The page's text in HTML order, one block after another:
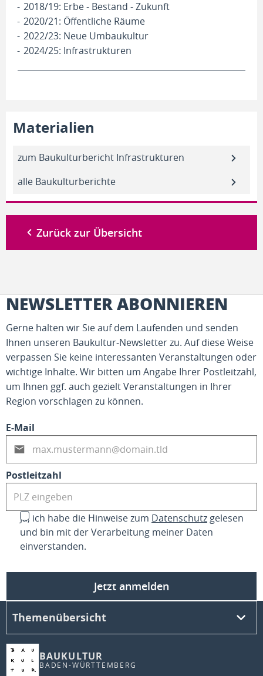
2018/19: Erbe - Bestand - Zukunft
2020/21: Öffentliche Räume
2022/23: Neue Umbaukultur
2024/25: Infrastrukturen
Materialien
zum Baukulturbericht Infrastrukturen
alle Baukulturberichte
Zurück zur Übersicht
NEWSLETTER ABONNIEREN
Gerne halten wir Sie auf dem Laufenden und senden
Ihnen unseren Baukultur-Newsletter zu. Auf diese Weise
verpassen Sie keine interessanten Veranstaltungen oder
wichtige Inhalte. Wir bitten um Angabe Ihrer Postleitzahl,
um Ihnen ggf. auch gezielt Veranstaltungen in Ihrer
Region vorschlagen zu können.
E-Mail
Postleitzahl
Ja, ich habe die Hinweise zum Datenschutz gelesen
und bin mit der Verarbeitung meiner Daten
einverstanden.
Jetzt anmelden
BAUKULTUR
BADEN-WÜRTTEMBERG
Themenübersicht